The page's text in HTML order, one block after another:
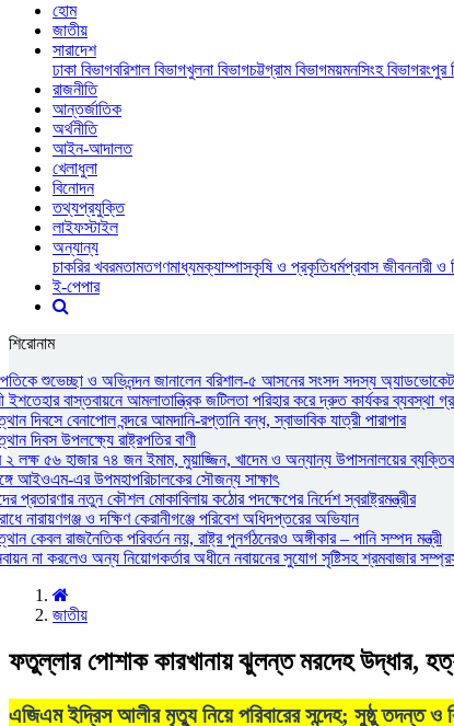
হোম
জাতীয়
সারাদেশ
ঢাকা বিভাগবরিশাল বিভাগখুলনা বিভাগচট্টগ্রাম বিভাগময়মনসিংহ বিভাগরংপুর
রাজনীতি
আন্তর্জাতিক
অর্থনীতি
আইন-আদালত
খেলাধুলা
বিনোদন
তথ্যপ্রযুক্তি
লাইফস্টাইল
অন্যান্য
চাকরির খবরমতামতগণমাধ্যমক্যাম্পাসকৃষি ও প্রকৃতিধর্মপ্রবাস জীবননারী ও
ই-পেপার
শিরোনাম
শুভেচ্ছা ও অভিনন্দন জানালেন বরিশাল-৫ আসনের সংসদ সদস্য
ইশতেহার বাস্তবায়নে আমলাতান্ত্রিক জটিলতা পরিহার করে দ্রুত কার্যকর ব্যবস্থা
দিবসে বেনাপোল বন্দরে আমদানি-রপ্তানি বন্ধ, স্বাভাবিক যাত্রী পারাপার
দিবস উপলক্ষ্যে রাষ্ট্রপতির বাণী
লক্ষ ৫৬ হাজার ৭৪ জন ইমাম, মুয়াজ্জিন, খাদেম ও অন্যান্য উপাসনালয়ের
সঙ্গে আইওএম-এর উপমহাপরিচালকের সৌজন্য সাক্ষাৎ
প্রতারণার নতুন কৌশল মোকাবিলায় কঠোর পদক্ষেপের নির্দেশ স্বরাষ্ট্রমন্ত্রীর
নারায়ণগঞ্জ ও দক্ষিণ কেরানীগঞ্জে পরিবেশ অধিদপ্তরের অভিযান
কেবল রাজনৈতিক পরিবর্তন নয়, রাষ্ট্র পুনর্গঠনেরও অঙ্গীকার – পানি সম্পদ মন্ত্রী
না করলেও অন্য নিয়োগকর্তার অধীনে নবায়নের সুযোগ সৃষ্টিসহ শ্রমবাজার
জাতীয়
ফতুল্লার পোশাক কারখানায় ঝুলন্ত মরদেহ উদ্ধার,
এজিএম ইদ্রিস আলীর মৃত্যু নিয়ে পরিবারের সন্দেহ; সুষ্ঠু তদন্ত ও